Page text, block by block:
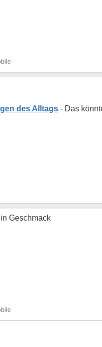
des Alltags
Geschmack